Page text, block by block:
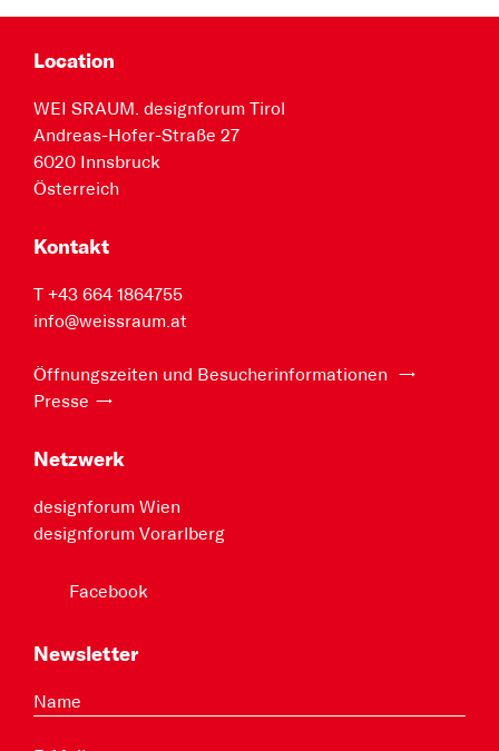
Location
WEI SRAUM. designforum Tirol
Andreas-Hofer-Straße 27
6020 Innsbruck
Österreich
Kontakt
T +43 664 1864755
info@weissraum.at
Öffnungszeiten und Besucherinformationen
Presse
Netzwerk
designforum Wien
designforum Vorarlberg
Facebook
Newsletter